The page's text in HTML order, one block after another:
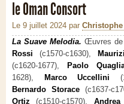
le Oman Consort
Le 9 juillet 2024 par
La Suave Melodia. Œuvres de
Rossi (c1570-c1630),
(c1620-1677),
Paolo
1628),
Marco Uccellini
Bernardo Storace (c1637-
Ortiz(c1510-c1570),